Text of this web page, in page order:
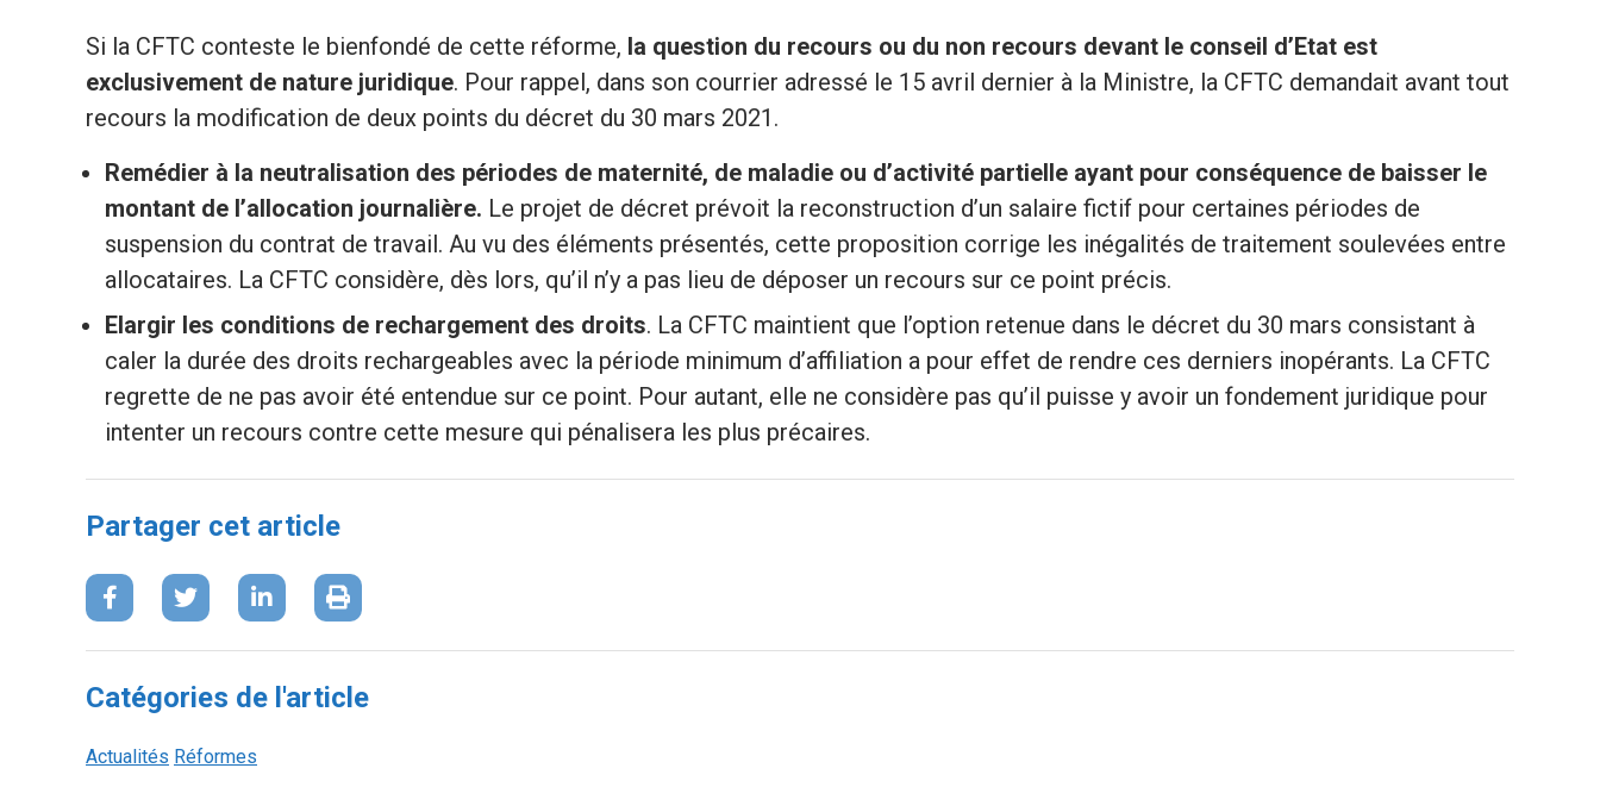
Si la CFTC conteste le bienfondé de cette réforme, la question du recours ou du non recours devant le conseil d’Etat est
exclusivement de nature juridique. Pour rappel, dans son courrier adressé le 15 avril dernier à la Ministre, la CFTC demandait avant tout
recours la modification de deux points du décret du 30 mars 2021.
Remédier à la neutralisation des périodes de maternité, de maladie ou d’activité partielle ayant pour conséquence de baisser le
montant de l’allocation journalière. Le projet de décret prévoit la reconstruction d’un salaire fictif pour certaines périodes de
suspension du contrat de travail. Au vu des éléments présentés, cette proposition corrige les inégalités de traitement soulevées entre
allocataires. La CFTC considère, dès lors, qu’il n’y a pas lieu de déposer un recours sur ce point précis.
Elargir les conditions de rechargement des droits. La CFTC maintient que l’option retenue dans le décret du 30 mars consistant à
caler la durée des droits rechargeables avec la période minimum d’affiliation a pour effet de rendre ces derniers inopérants. La CFTC
regrette de ne pas avoir été entendue sur ce point. Pour autant, elle ne considère pas qu’il puisse y avoir un fondement juridique pour
intenter un recours contre cette mesure qui pénalisera les plus précaires.
Partager cet article
Catégories de l'article
Actualités Réformes